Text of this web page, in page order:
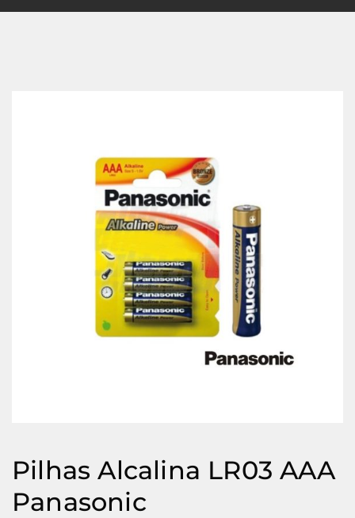
Pilhas Alcalina LR03 AAA
Panasonic